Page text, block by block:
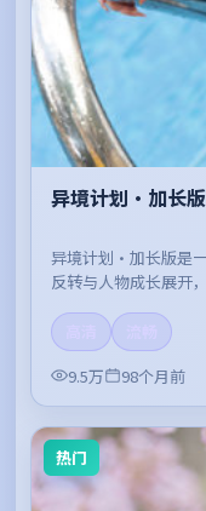
异境计划·加长版
异境计划·加长版是
反转与人物成长展开
9.5万
98个月前
热门